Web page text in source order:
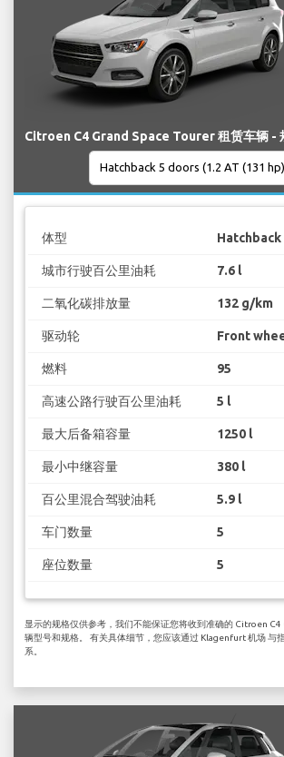
Citroen C4 Grand Space Tourer 租赁车辆 -
体型 Hatchback
城市行驶百公里油耗 7.6 l
二氧化碳排放量 132 g/km
驱动轮 Front
燃料 95
高速公路行驶百公里油耗 5 l
最大后备箱容量 1250 l
最小中继容量 380 l
百公里混合驾驶油耗 5.9 l
车门数量 5
座位数量 5
显示的规格仅供参考，我们不能保证您将收到准确的 Citroen C4
辆型号和规格。 有关具体细节，您应该通过 Klagenfurt 机场 与
系。